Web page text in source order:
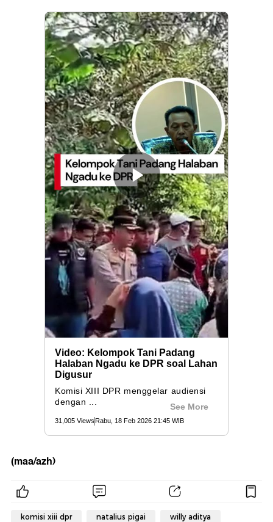
(maa/azh)
komisi xiii dpr natalius pigai willy aditya